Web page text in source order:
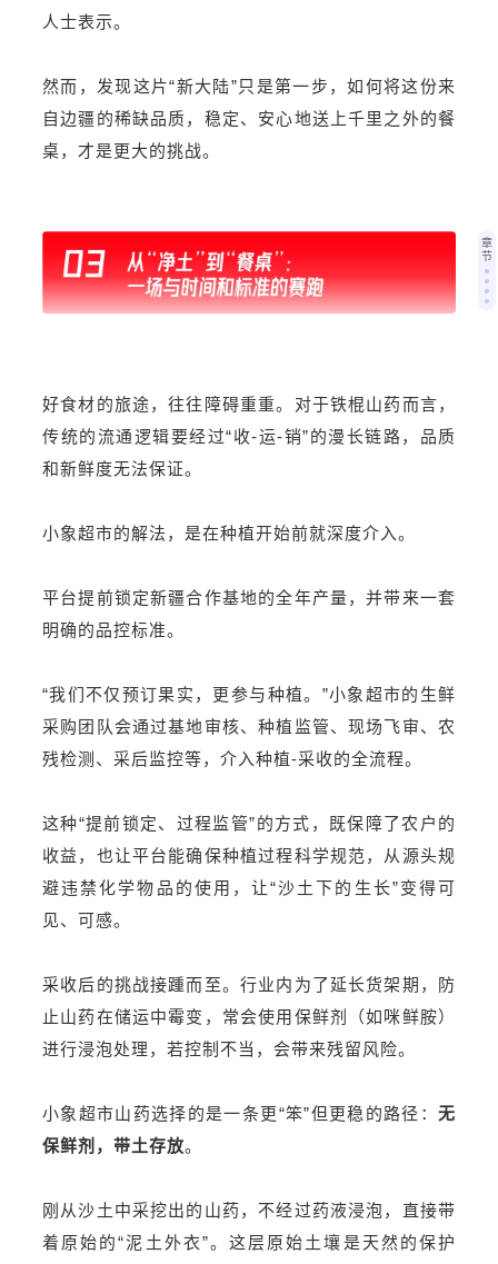
人士表示。
然而，发现这片“新大陆”只是第一步，如何将这份来
自边疆的稀缺品质，稳定、安心地送上千里之外的餐
桌，才是更大的挑战。
好食材的旅途，往往障碍重重。对于铁棍山药而言，
传统的流通逻辑要经过“收-运-销”的漫长链路，品质
和新鲜度无法保证。
小象超市的解法，是在种植开始前就深度介入。
平台提前锁定新疆合作基地的全年产量，并带来一套
明确的品控标准。
“我们不仅预订果实，更参与种植。”小象超市的生鲜
采购团队会通过基地审核、种植监管、现场飞审、农
残检测、采后监控等，介入种植-采收的全流程。
这种“提前锁定、过程监管”的方式，既保障了农户的
收益，也让平台能确保种植过程科学规范，从源头规
避违禁化学物品的使用，让“沙土下的生长”变得可
见、可感。
采收后的挑战接踵而至。行业内为了延长货架期，防
止山药在储运中霉变，常会使用保鲜剂（如咪鲜胺）
进行浸泡处理，若控制不当，会带来残留风险。
小象超市山药选择的是一条更“笨”但更稳的路径： 无
保鲜剂，带土存放。
刚从沙土中采挖出的山药，不经过药液浸泡，直接带
着原始的“泥土外衣”。这层原始土壤是天然的保护
章
节